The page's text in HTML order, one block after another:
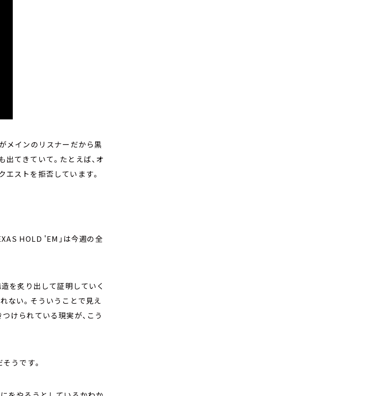
メインのリスナーだから黒
てきていて。たとえば、オ
ストを拒否しています。
HOLD 'EM」は今週の全
を炙り出して証明していく
ない。そういうことで見え
けられている現実が、こう
うです。